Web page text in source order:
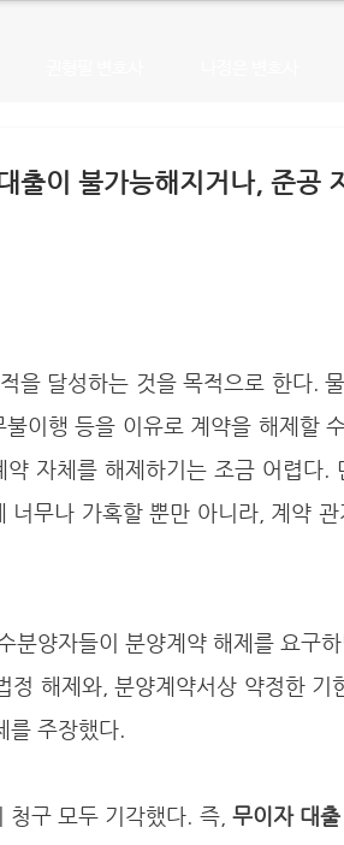
출이 불가능해지거나, 준공
이행 등을 이유로 계약을 해제할
자체를 해제하기는 조금 어렵다.
너무나 가혹할 뿐만 아니라, 계약
정 해제와, 분양계약서상 약정한 기
주장했다.
청구 모두 기각했다. 즉,
무이자 대